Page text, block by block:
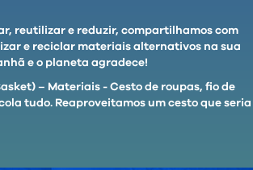
reutilizar e reduzir, compartilhamos com
e reciclar materiais alternativos na sua
e o planeta agradece!
– Materiais - Cesto de roupas, fio de
tudo. Reaproveitamos um cesto que seria